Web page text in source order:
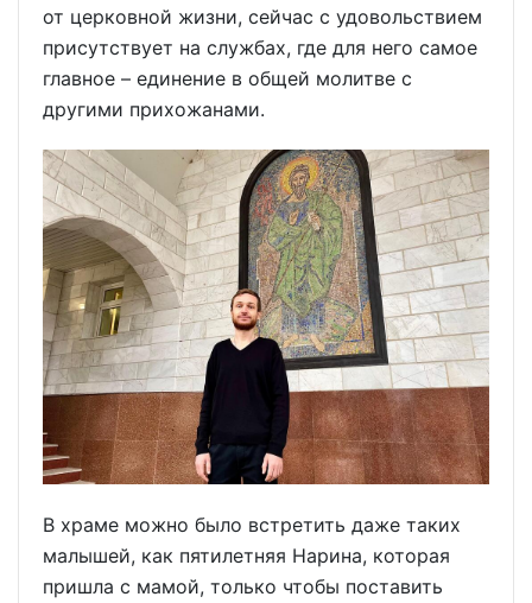
от церковной жизни, сейчас с удовольствием
присутствует на службах, где для него самое
главное – единение в общей молитве с
другими прихожанами.
В храме можно было встретить даже таких
малышей, как пятилетняя Нарина, которая
пришла с мамой, только чтобы поставить